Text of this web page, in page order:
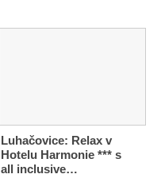
Luhačovice: Relax v
Hotelu Harmonie *** s
all inclusive…